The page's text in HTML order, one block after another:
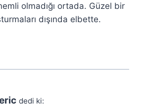
olmadığı ortada. Güzel bir
dışında elbette.
dedi ki: